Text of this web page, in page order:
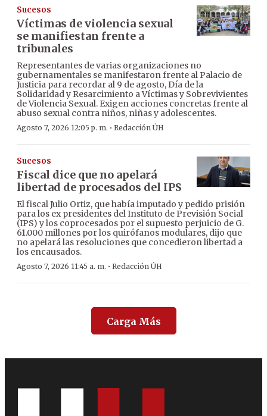
Sucesos
Víctimas de violencia sexual
se manifiestan frente a
tribunales
Representantes de varias organizaciones no
gubernamentales se manifestaron frente al Palacio de
Justicia para recordar al 9 de agosto, Día de la
Solidaridad y Resarcimiento a Víctimas y Sobrevivientes
de Violencia Sexual. Exigen acciones concretas frente al
abuso sexual contra niños, niñas y adolescentes.
Agosto 7, 2026 12:05 p. m. · Redacción ÚH
Sucesos
Fiscal dice que no apelará
libertad de procesados del IPS
El fiscal Julio Ortiz, que había imputado y pedido prisión
para los ex presidentes del Instituto de Previsión Social
(IPS) y los coprocesados por el supuesto perjuicio de G.
61.000 millones por los quirófanos modulares, dijo que
no apelará las resoluciones que concedieron libertad a
los encausados.
Agosto 7, 2026 11:45 a. m. · Redacción ÚH
Carga Más